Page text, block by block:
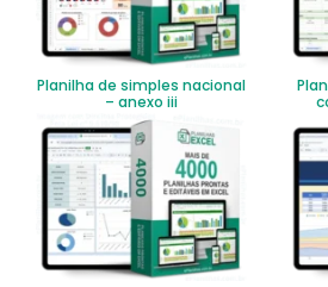
Planilha de simples nacional
– anexo iii